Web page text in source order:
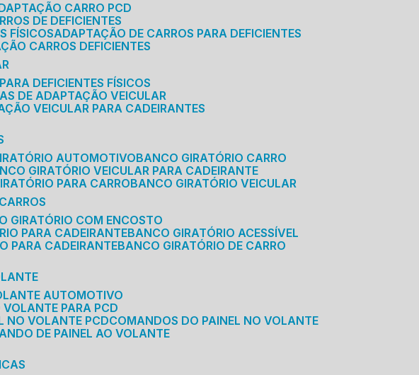
CARRO PCD
DE DEFICIENTES
FÍSICOS
ADAPTAÇÃO DE CARROS PARA DEFICIENTES
CARROS DEFICIENTES
DEFICIENTES FÍSICOS
DE ADAPTAÇÃO VEICULAR
VEICULAR PARA CADEIRANTES
AUTOMOTIVO
BANCO GIRATÓRIO CARRO
GIRATÓRIO VEICULAR PARA CADEIRANTE
PARA CARRO
BANCO GIRATÓRIO VEICULAR
GIRATÓRIO COM ENCOSTO
PARA CADEIRANTE BANCO GIRATÓRIO ACESSÍVEL
PARA CADEIRANTE BANCO GIRATÓRIO DE CARRO
AUTOMOTIVO
VOLANTE PARA PCD
NO VOLANTE PCD
COMANDOS DO PAINEL NO VOLANTE
DE PAINEL AO VOLANTE